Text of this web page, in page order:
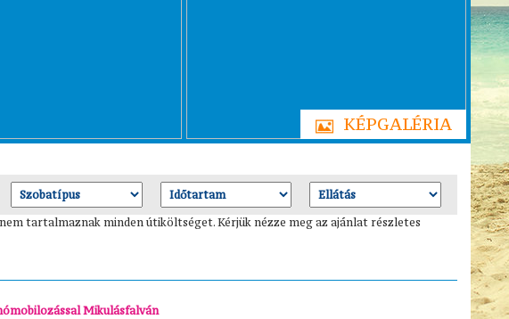
KÉPGALÉRIA
tartalmaznak minden útiköltséget. Kérjük nézze meg az ajánlat részletes
Mikulásfalván